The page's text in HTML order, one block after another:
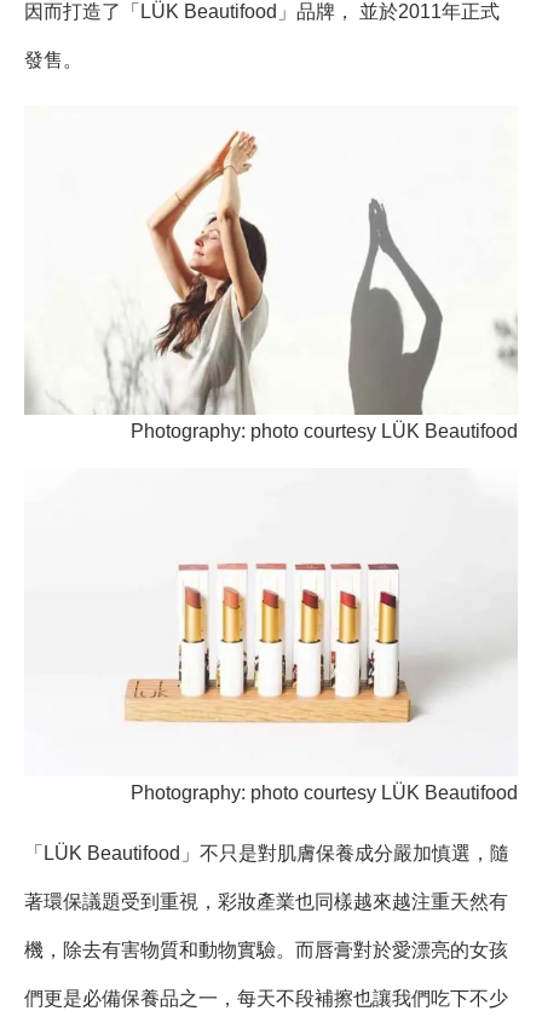
因而打造了「LÜK Beautifood」品牌， 並於2011年正式
發售。
Photography: photo courtesy LÜK Beautifood
Photography: photo courtesy LÜK Beautifood
「LÜK Beautifood」不只是對肌膚保養成分嚴加慎選，隨
著環保議題受到重視，彩妝產業也同樣越來越注重天然有
機，除去有害物質和動物實驗。而唇膏對於愛漂亮的女孩
們更是必備保養品之一，每天不段補擦也讓我們吃下不少